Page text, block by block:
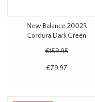
New Balance 2002R
Cordura Dark Green
€159,95
€79,97